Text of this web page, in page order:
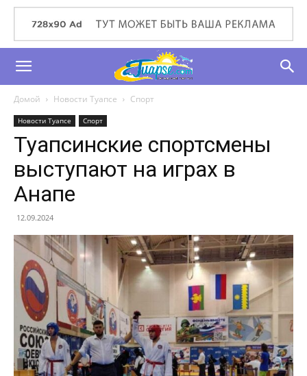
Домой Новости Туапсе Спорт
Новости Туапсе Спорт
Туапсинские спортсмены
выступают на играх в
Анапе
12.09.2024